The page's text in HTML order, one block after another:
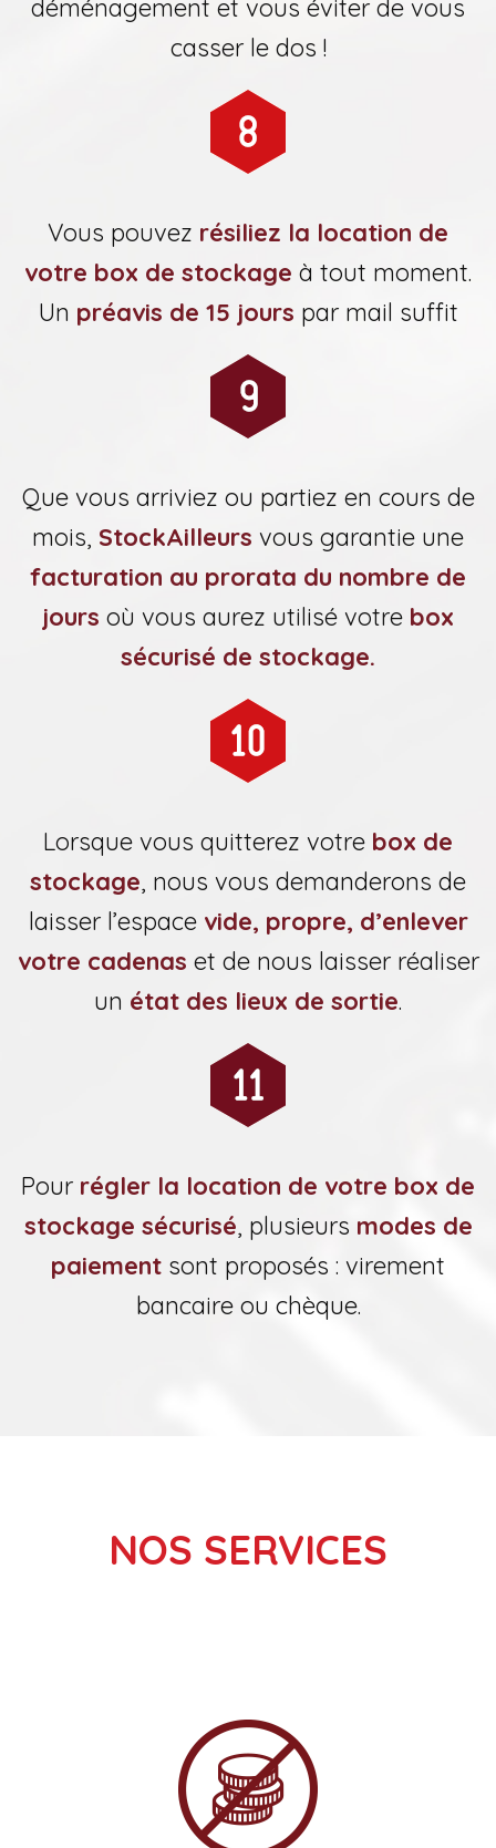
déménagement et vous éviter de vous
casser le dos !
Vous pouvez résiliez la location de
votre box de stockage à tout moment.
Un préavis de 15 jours par mail suffit
Que vous arriviez ou partiez en cours de
mois, StockAilleurs vous garantie une
facturation au prorata du nombre de
jours où vous aurez utilisé votre box
sécurisé de stockage.
Lorsque vous quitterez votre box de
stockage, nous vous demanderons de
laisser l’espace vide, propre, d’enlever
votre cadenas et de nous laisser réaliser
un état des lieux de sortie.
Pour régler la location de votre box de
stockage sécurisé, plusieurs modes de
paiement sont proposés : virement
bancaire ou chèque.
NOS SERVICES